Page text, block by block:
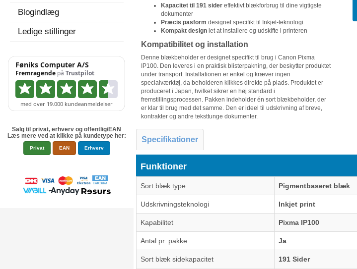
Blogindlæg
Ledige stillinger
Salg til privat, erhverv og offentlig/EAN
Læs mere ved at klikke på kundetype her:
Privat EAN Erhverv
Kapacitet til 191 sidereffektivt blækforbrug til dine vigtigste
dokumenter
Præcis pasform designet specifikt til Inkjet-teknologi
Kompakt designlet at installere og udskifte i printeren
Kompatibilitet og installation
Denne blækbeholder er designet specifikt til brug i Canon Pixma
IP100. Den leveres i en praktisk blisterpakning, der beskytter produktet
under transport. Installationen er enkel og kræver ingen
specialværktøj, da beholderen klikkes direkte på plads. Produktet er
produceret i Japan, hvilket sikrer en høj standard i
fremstillingsprocessen. Pakken indeholder én sort blækbeholder, der
er klar til brug med det samme. Den er ideel til udskrivning af breve,
kontrakter og andre teksttunge dokumenter.
Specifikationer
Funktioner
Sort blæk type Pigmentbaseret blæk
Udskrivningsteknologi Inkjet print
Kapabilitet Pixma IP100
Antal pr. pakke Ja
Sort blæk sidekapacitet 191 Sider